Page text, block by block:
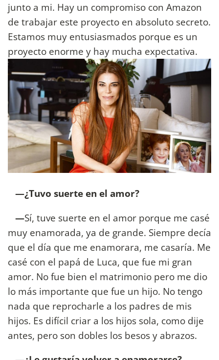
junto a mi. Hay un compromiso con Amazon
de trabajar este proyecto en absoluto secreto.
Estamos muy entusiasmados porque es un
proyecto enorme y hay mucha expectativa.
—¿Tuvo suerte en el amor?
—Sí, tuve suerte en el amor porque me casé
muy enamorada, ya de grande. Siempre decía
que el día que me enamorara, me casaría. Me
casé con el papá de Luca, que fue mi gran
amor. No fue bien el matrimonio pero me dio
lo más importante que fue un hijo. No tengo
nada que reprocharle a los padres de mis
hijos. Es difícil criar a los hijos sola, como dije
antes, pero son dobles los besos y abrazos.